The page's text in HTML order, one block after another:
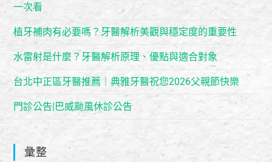
一次看
植牙補肉有必要嗎？牙醫解析美觀與穩定度的重要性
水雷射是什麼？牙醫解析原理、優點與適合對象
台北中正區牙醫推薦｜典雅牙醫祝您2026父親節快樂
門診公告|巴威颱風休診公告
彙整